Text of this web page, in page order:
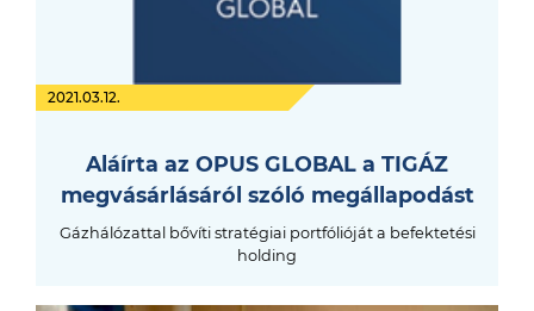
2021.03.12.
Aláírta az OPUS GLOBAL a TIGÁZ
megvásárlásáról szóló megállapodást
Gázhálózattal bővíti stratégiai portfólióját a befektetési
holding